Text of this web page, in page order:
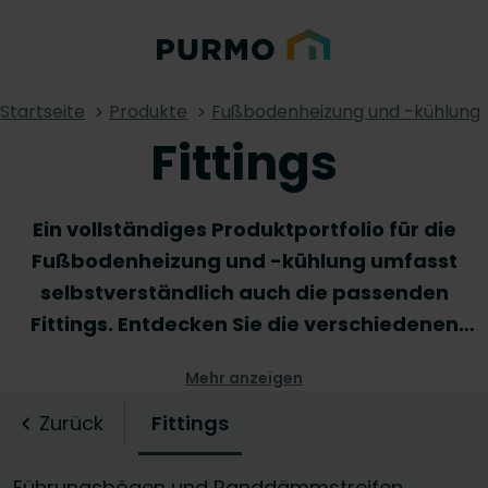
Startseite Produkte Fußbodenheizung und -kühlung
Fittings
Ein vollständiges Produktportfolio für die
Fußbodenheizung und -kühlung umfasst
selbstverständlich auch die passenden
Fittings. Entdecken Sie die verschiedenen
Fittings für Fußbodenheiz- und Kühlsysteme,
die die Rohrmontage vereinfachen. Sie sind
sich nicht sicher, welche Fittings am besten zu
Ihren Bedürfnissen passen? Zögern Sie nicht,
Mehr anzeigen
Zurück Fittings